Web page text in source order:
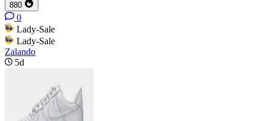
880
0
Lady-Sale
Lady-Sale
Zalando
5d